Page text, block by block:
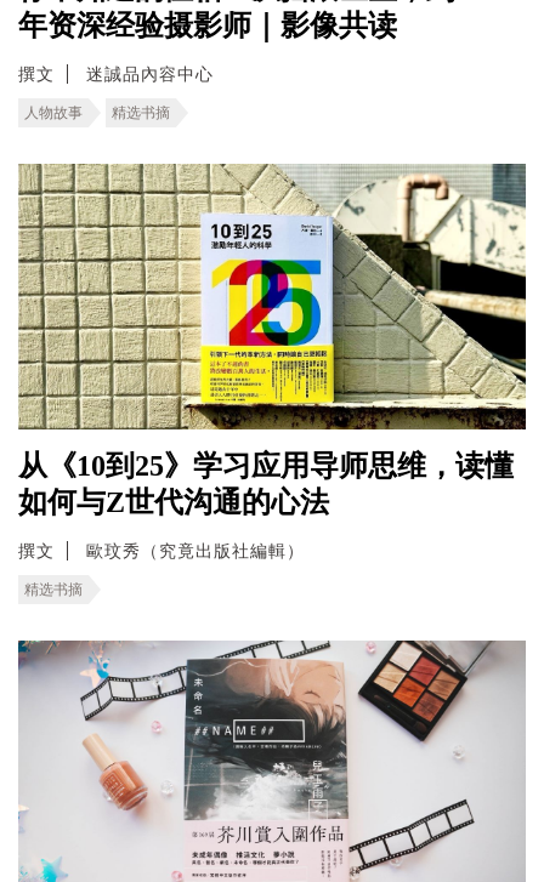
年资深经验摄影师｜影像共读
撰文 迷誠品內容中心
人物故事 精选书摘
从《10到25》学习应用导师思维，读懂
如何与Z世代沟通的心法
撰文 歐玟秀（究竟出版社編輯）
精选书摘